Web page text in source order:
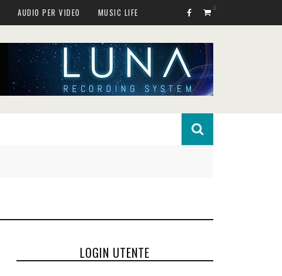
AUDIO PER VIDEO MUSIC LIFE 0
LOGIN UTENTE